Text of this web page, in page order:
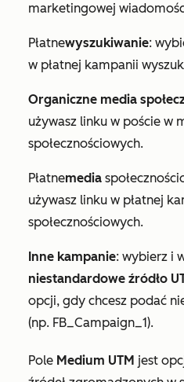
marketingowej
Płatnewyszukiwanie:
w płatnej kampanii
Organiczne media
używasz linku w poście w
społecznościowych.
Płatnemedia
używasz linku w płatnej
społecznościowych.
Inne kampanie: wybierz i
niestandardowe źródło
opcji, gdy chcesz podać
(np. FB_Campaign_1).
Pole Medium UTM jest